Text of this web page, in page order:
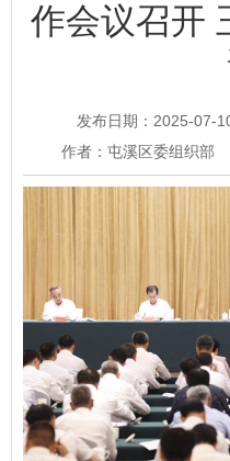
作会议召开
发布日期：2025-07-
作者：屯溪区委组织部